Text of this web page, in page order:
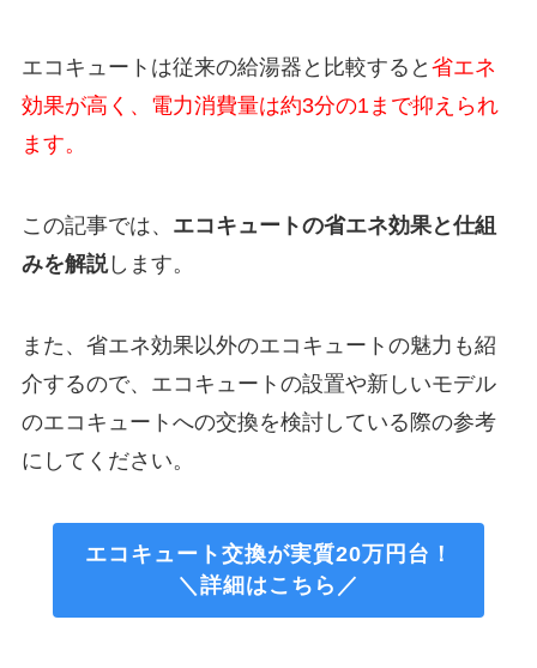
エコキュートは従来の給湯器と比較すると 省エネ
効果が高く、電力消費量は約3分の1まで抑えられ
ます。
この記事では、 エコキュートの省エネ効果と仕組
みを解説します。
また、省エネ効果以外のエコキュートの魅力も紹
介するので、エコキュートの設置や新しいモデル
のエコキュートへの交換を検討している際の参考
にしてください。
エコキュート交換が実質20万円台！
＼詳細はこちら／